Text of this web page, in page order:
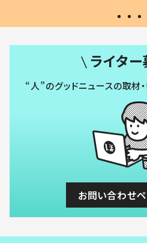
ライター
“人”のグッドニュースの取材
お問い合わせ